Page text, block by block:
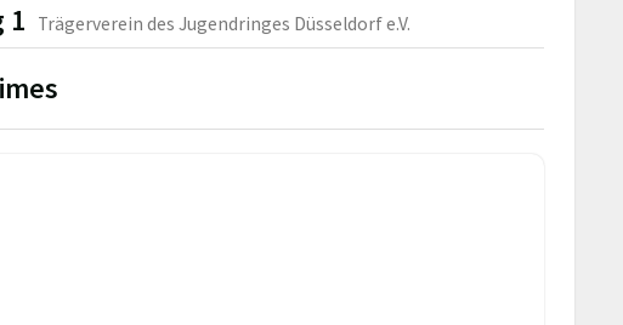
1 Trägerverein des Jugendringes Düsseldorf e.V.